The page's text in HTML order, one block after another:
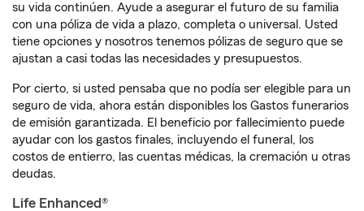
su vida continúen. Ayude a asegurar el futuro de su familia
con una póliza de vida a plazo, completa o universal. Usted
tiene opciones y nosotros tenemos pólizas de seguro que se
ajustan a casi todas las necesidades y presupuestos.
Por cierto, si usted pensaba que no podía ser elegible para un
seguro de vida, ahora están disponibles los Gastos funerarios
de emisión garantizada. El beneficio por fallecimiento puede
ayudar con los gastos finales, incluyendo el funeral, los
costos de entierro, las cuentas médicas, la cremación u otras
deudas.
Life Enhanced®